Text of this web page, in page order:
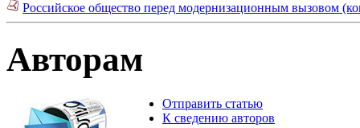
Российское общество перед модернизационным вызовом
Авторам
Отправить статью
К сведению авторов